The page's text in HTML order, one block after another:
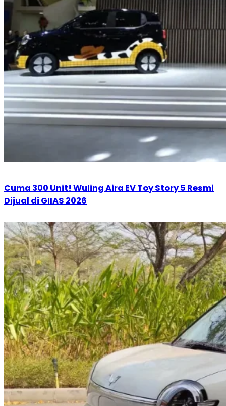
Cuma 300 Unit! Wuling Aira EV Toy Story 5 Resmi
Dijual di GIIAS 2026